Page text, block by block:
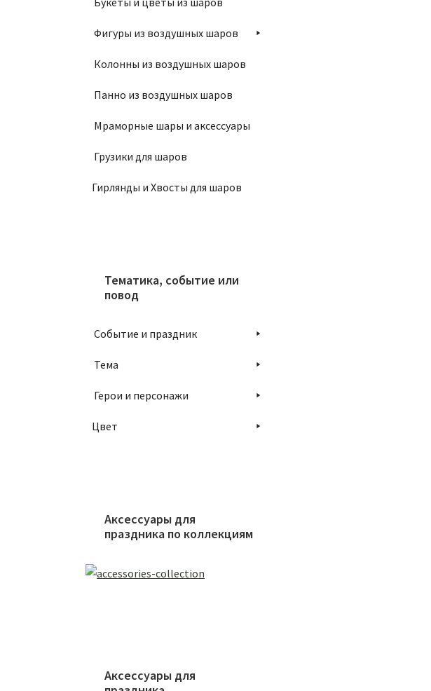
Фигуры из воздушных шаров
Колонны из воздушных шаров
Панно из воздушных шаров
Мраморные шары и аксессуары
Грузики для шаров
Гирлянды и Хвосты для шаров
Тематика, событие или
повод
Событие и праздник
Тема
Герои и персонажи
Цвет
Аксессуары для
праздника по коллекциям
Аксессуары для